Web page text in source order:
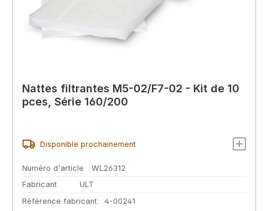
Nattes filtrantes M5-02/F7-02 - Kit de 10
pces, Série 160/200
Disponible prochainement
Numéro d'article
WL26312
Fabricant
ULT
Référence fabricant
4-00241